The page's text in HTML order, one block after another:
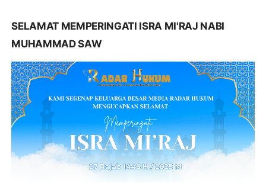
SELAMAT MEMPERINGATI ISRA MI'RAJ NABI
MUHAMMAD SAW